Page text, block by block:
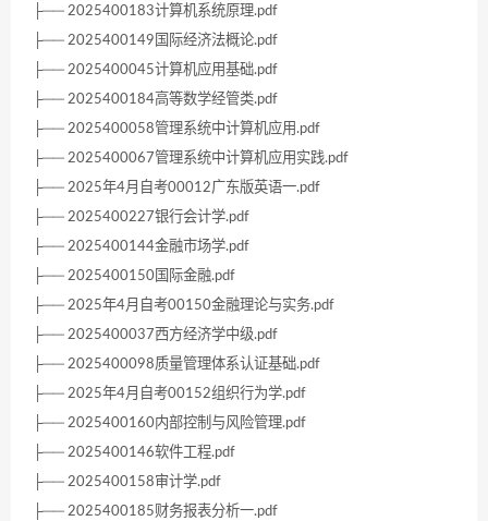
├── 2025400183计算机系统原理.pdf
├── 2025400149国际经济法概论.pdf
├── 2025400045计算机应用基础.pdf
├── 2025400184高等数学经管类.pdf
├── 2025400058管理系统中计算机应用.pdf
├── 2025400067管理系统中计算机应用实践.pdf
├── 2025年4月自考00012广东版英语一.pdf
├── 2025400227银行会计学.pdf
├── 2025400144金融市场学.pdf
├── 2025400150国际金融.pdf
├── 2025年4月自考00150金融理论与实务.pdf
├── 2025400037西方经济学中级.pdf
├── 2025400098质量管理体系认证基础.pdf
├── 2025年4月自考00152组织行为学.pdf
├── 2025400160内部控制与风险管理.pdf
├── 2025400146软件工程.pdf
├── 2025400158审计学.pdf
├── 2025400185财务报表分析一.pdf